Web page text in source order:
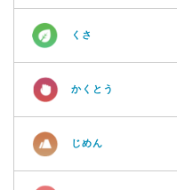
くさ
かくとう
じめん